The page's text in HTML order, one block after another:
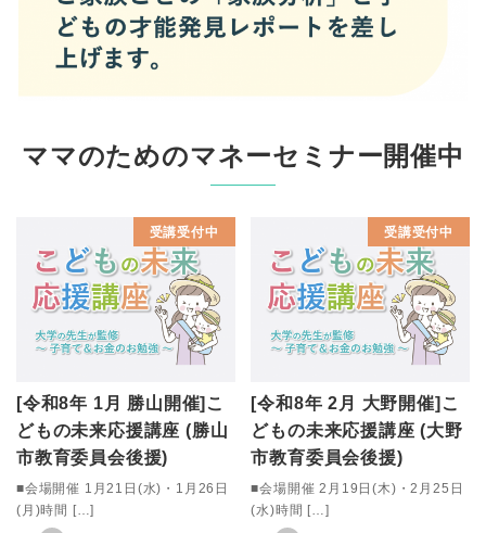
ママのためのマネーセミナー開催中
受講受付中
[令和8年 1月 勝山開催]こ
どもの未来応援講座 (勝山
市教育委員会後援)
■会場開催 1月21日(水)・1月26日
(月)時間 […]
受講受付中
[令和8年 2月 大野開催]こ
どもの未来応援講座 (大野
市教育委員会後援)
■会場開催 2月19日(木)・2月25日
(水)時間 […]